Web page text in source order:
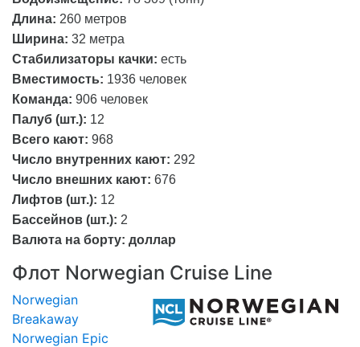
Длина: 260 метров
Ширина: 32 метра
Стабилизаторы качки: есть
Вместимость: 1936 человек
Команда: 906 человек
Палуб (шт.): 12
Всего кают: 968
Число внутренних кают: 292
Число внешних кают: 676
Лифтов (шт.): 12
Бассейнов (шт.): 2
Валюта на борту: доллар
Флот Norwegian Cruise Line
Norwegian
Breakaway
Norwegian Epic